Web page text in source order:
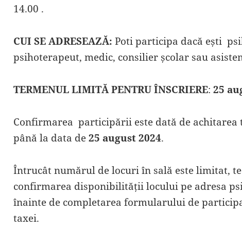
14.00 .
CUI SE ADRESEAZĂ:Poti participa dacă ești
psihoterapeut, medic, consilier școlar sau
TERMENUL LIMITĂ PENTRU ÎNSCRIERE:25
Confirmarea participării este dată de achitarea
până la data de25 august 2024.
Întrucât numărul de locuri în sală este limitat,
confirmarea disponibilității locului pe adresa
înainte de completarea formularului de
taxei.